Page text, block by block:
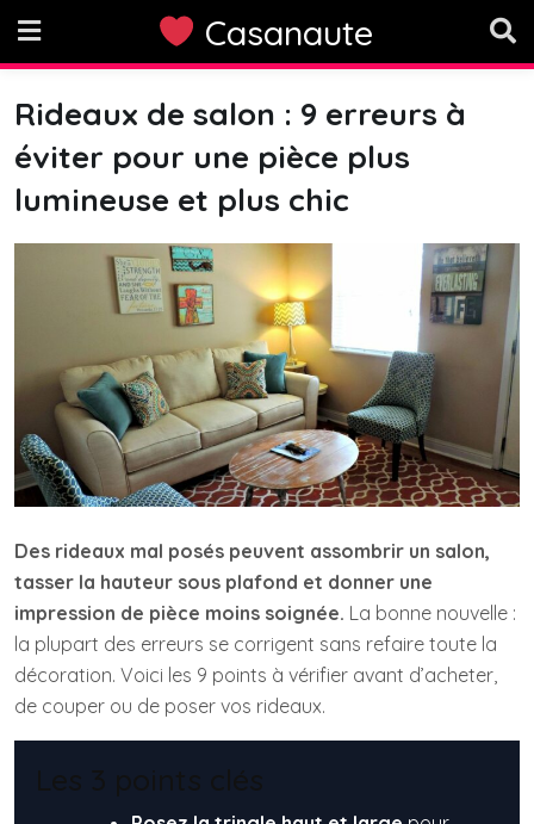
content
Casanaute
Rideaux de salon : 9 erreurs à
éviter pour une pièce plus
lumineuse et plus chic
Des rideaux mal posés peuvent assombrir un salon,
tasser la hauteur sous plafond et donner une
impression de pièce moins soignée. La bonne nouvelle :
la plupart des erreurs se corrigent sans refaire toute la
décoration. Voici les 9 points à vérifier avant d’acheter,
de couper ou de poser vos rideaux.